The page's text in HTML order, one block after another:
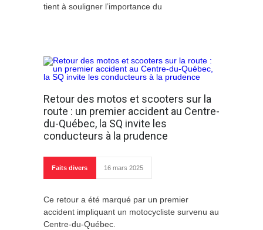
tient à souligner l’importance du
Retour des motos et scooters sur la
route : un premier accident au Centre-
du-Québec, la SQ invite les
conducteurs à la prudence
Faits divers 16 mars 2025
Ce retour a été marqué par un premier
accident impliquant un motocycliste survenu au
Centre-du-Québec.